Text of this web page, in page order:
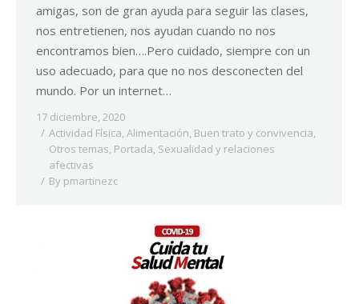
amigas, son de gran ayuda para seguir las clases,
nos entretienen, nos ayudan cuando no nos
encontramos bien….Pero cuidado, siempre con un
uso adecuado, para que no nos desconecten del
mundo. Por un internet…
17 diciembre, 2020
Actividad Física, Alimentación, Buen trato y convivencia,
Otros temas, Portada, Sexualidad y relaciones
afectivas
By pmartinezc